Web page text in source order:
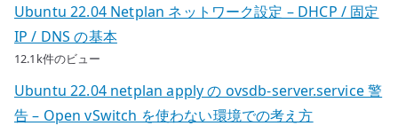
Ubuntu 22.04 Netplan ネットワーク設定 – DHCP / 固定
IP / DNS の基本
12.1k件のビュー
Ubuntu 22.04 netplan apply の ovsdb-server.service 警
告 – Open vSwitch を使わない環境での考え方